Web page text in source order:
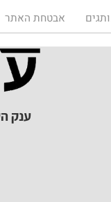
אבטחת האתר